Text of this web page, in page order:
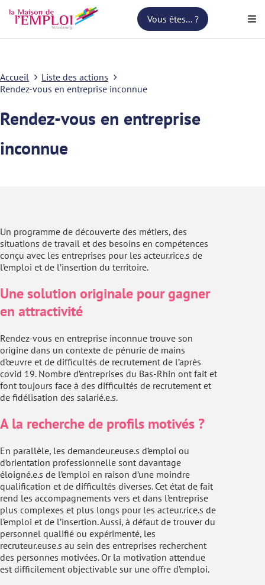
Vous êtes... ?
Accueil
Liste des actions
Rendez-vous en entreprise inconnue
Rendez-vous en entreprise
inconnue
Un programme de découverte des métiers, des
situations de travail et des besoins en compétences
conçu avec les entreprises pour les acteur.rice.s de
l’emploi et de l’insertion du territoire.
Une solution originale pour gagner
en attractivité
Rendez-vous en entreprise inconnue trouve son
origine dans un contexte de pénurie de mains
d’œuvre et de difficultés de recrutement de l’après
covid 19. Nombre d’entreprises du Bas-Rhin ont fait et
font toujours face à des difficultés de recrutement et
de fidélisation des salarié.e.s.
A la recherche de profils motivés ?
En parallèle, les demandeur.euse.s d’emploi ou
d’orientation professionnelle sont davantage
éloigné.e.s de l’emploi en raison d’une moindre
qualification et de difficultés diverses. Cet état de fait
rend les accompagnements vers et dans l’entreprise
plus complexes et plus longs pour les acteur.rice.s de
l’emploi et de l’insertion. Aussi, à défaut de trouver du
personnel qualifié ou expérimenté, les
recruteur.euse.s au sein des entreprises recherchent
des personnes motivées. Or la motivation attendue
est difficilement objectivable sur une offre d’emploi.